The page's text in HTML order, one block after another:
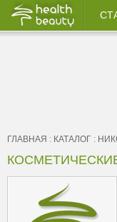
ГЛАВНАЯ : КАТАЛОГ :